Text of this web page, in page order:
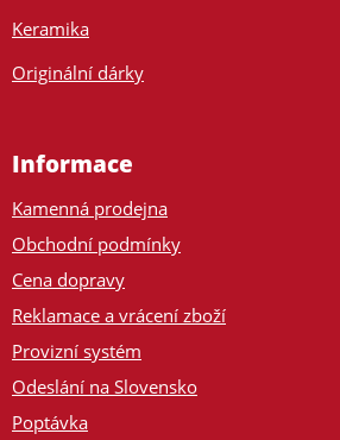
Keramika
Originální dárky
Informace
Kamenná prodejna
Obchodní podmínky
Cena dopravy
Reklamace a vrácení zboží
Provizní systém
Odeslání na Slovensko
Poptávka